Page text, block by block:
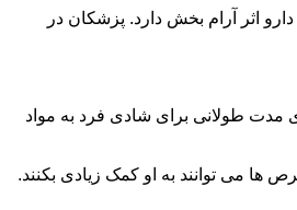
اثر آرام بخش دارد. پزشکان در
مدت طولانی برای شادی فرد به مواد
ها می توانند به او کمک زیادی بکنند.